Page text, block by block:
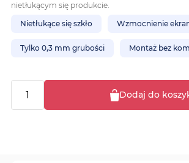
nietłukącym się produkcie.
Nietłukące się szkło
Wzmocnienie
Tylko 0,3 mm grubości Montaż bez
Dodaj do